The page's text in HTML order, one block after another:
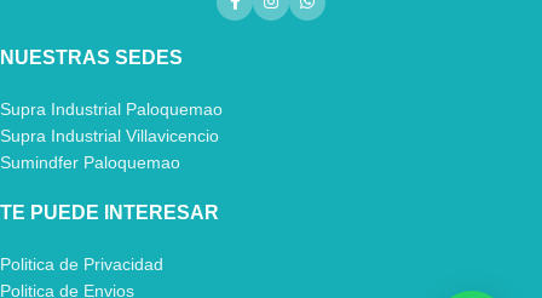
NUESTRAS SEDES
Supra Industrial Paloquemao
Supra Industrial Villavicencio
Sumindfer Paloquemao
TE PUEDE INTERESAR
Politica de Privacidad
Politica de Envios